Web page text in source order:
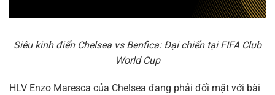
Siêu kinh điển Chelsea vs Benfica: Đại chiến tại FIFA Club
World Cup
HLV Enzo Maresca của Chelsea đang phải đối mặt với bài